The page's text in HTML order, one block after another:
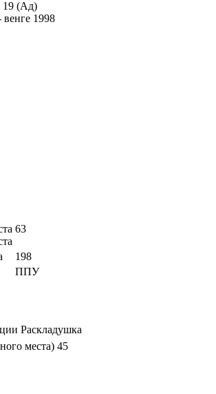
19 (Ад)
1998
63
198
ППУ
Раскладушка
места) 45